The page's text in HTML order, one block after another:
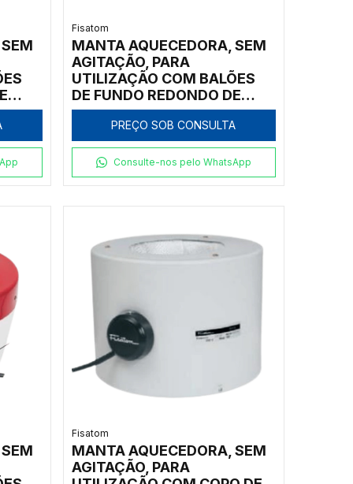
Fisatom
MANTA AQUECEDORA, SEM
AGITAÇÃO, PARA
UTILIZAÇÃO COM BALÕES
DE FUNDO REDONDO DE
1000ML, COM REGULADOR
ELETRÔNICO ANALÓGICO
INCORPORADO PARA
TEMPERATURAS ATÉ 500ºC,
CLASSE 650, 220V -
PREÇO SOB CONSULTA
Consulte-nos pelo WhatsApp
Fisatom
MANTA AQUECEDORA, SEM
AGITAÇÃO, PARA